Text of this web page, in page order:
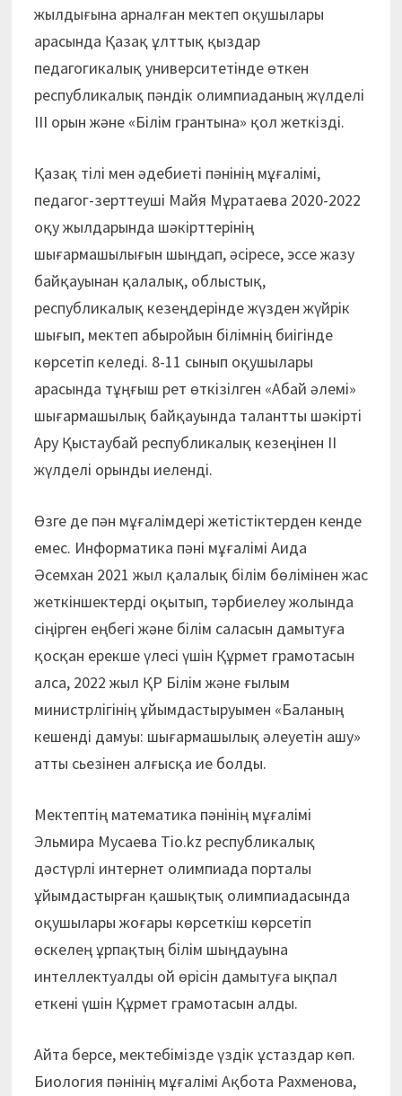
жылдығына арналған мектеп оқушылары
арасында Қазақ ұлттық қыздар
педагогикалық университетінде өткен
республикалық пәндік олимпиаданың жүлделі
III орын және «Білім грантына» қол жеткізді.
Қазақ тілі мен әдебиеті пәнінің мұғалімі,
педагог-зерттеуші Майя Мұратаева 2020-2022
оқу жылдарында шәкірттерінің
шығармашылығын шыңдап, әсіресе, эссе жазу
байқауынан қалалық, облыстық,
республикалық кезеңдерінде жүзден жүйрік
шығып, мектеп абыройын білімнің биігінде
көрсетіп келеді. 8-11 сынып оқушылары
арасында тұңғыш рет өткізілген «Абай әлемі»
шығармашылық байқауында талантты шәкірті
Ару Қыстаубай республикалық кезеңінен ІІ
жүлделі орынды иеленді.
Өзге де пән мұғалімдері жетістіктерден кенде
емес. Информатика пәні мұғалімі Аида
Әсемхан 2021 жыл қалалық білім бөлімінен жас
жеткіншектерді оқытып, тәрбиелеу жолында
сіңірген еңбегі және білім саласын дамытуға
қосқан ерекше үлесі үшін Құрмет грамотасын
алса, 2022 жыл ҚР Білім және ғылым
министрлігінің ұйымдастыруымен «Баланың
кешенді дамуы: шығармашылық әлеуетін ашу»
атты сьезінен алғысқа ие болды.
Мектептің математика пәнінің мұғалімі
Эльмира Мусаева Tio.kz республикалық
дәстүрлі интернет олимпиада порталы
ұйымдастырған қашықтық олимпиадасында
оқушылары жоғары көрсеткіш көрсетіп
өскелең ұрпақтың білім шыңдауына
интеллектуалды ой өрісін дамытуға ықпал
еткені үшін Құрмет грамотасын алды.
Айта берсе, мектебімізде үздік ұстаздар көп.
Биология пәнінің мұғалімі Ақбота Рахменова,